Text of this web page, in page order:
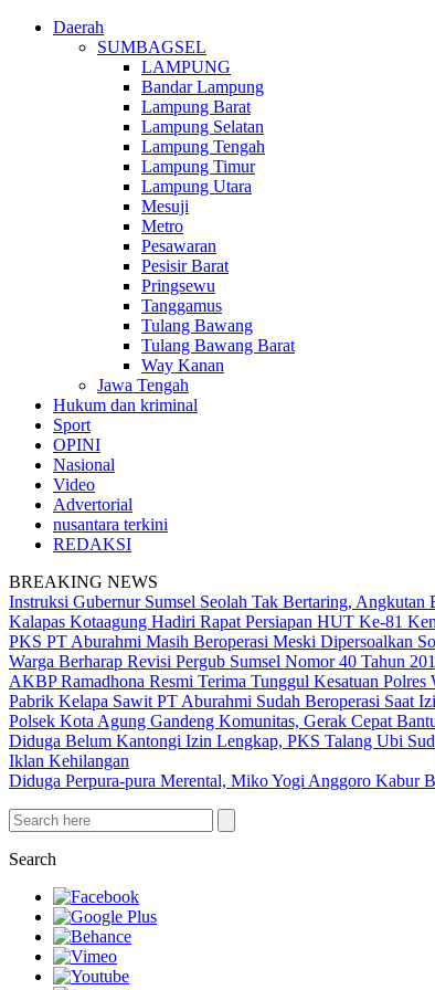
Daerah
SUMBAGSEL
LAMPUNG
Bandar Lampung
Lampung Barat
Lampung Selatan
Lampung Tengah
Lampung Timur
Lampung Utara
Mesuji
Metro
Pesawaran
Pesisir Barat
Pringsewu
Tanggamus
Tulang Bawang
Tulang Bawang Barat
Way Kanan
Jawa Tengah
Hukum dan kriminal
Sport
OPINI
Nasional
Video
Advertorial
nusantara terkini
REDAKSI
BREAKING NEWS
Instruksi Gubernur Sumsel Seolah Tak Bertaring,
Kalapas Kotaagung Hadiri Rapat Persiapan HUT Ke-81
PKS PT Aburahmi Masih Beroperasi Meski Dipersoalkan
Warga Berharap Revisi Pergub Sumsel Nomor 40 Tahun
AKBP Ramadhona Resmi Terima Tunggul Kesatuan
Pabrik Kelapa Sawit PT Aburahmi Sudah Beroperasi Saat
Polsek Kota Agung Gandeng Komunitas, Gerak Cepat
Diduga Belum Kantongi Izin Lengkap, PKS Talang Ubi
Iklan Kehilangan
Diduga Perpura-pura Merental, Miko Yogi Anggoro Kabur
Search